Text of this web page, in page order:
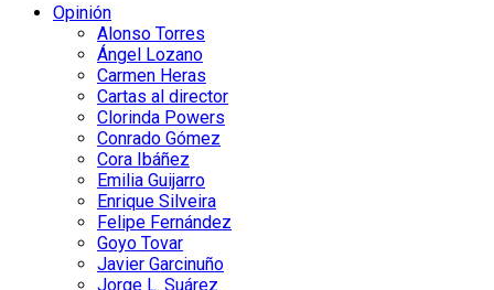
Opinión
Alonso Torres
Ángel Lozano
Carmen Heras
Cartas al director
Clorinda Powers
Conrado Gómez
Cora Ibáñez
Emilia Guijarro
Enrique Silveira
Felipe Fernández
Goyo Tovar
Javier Garcinuño
Jorge L. Suárez